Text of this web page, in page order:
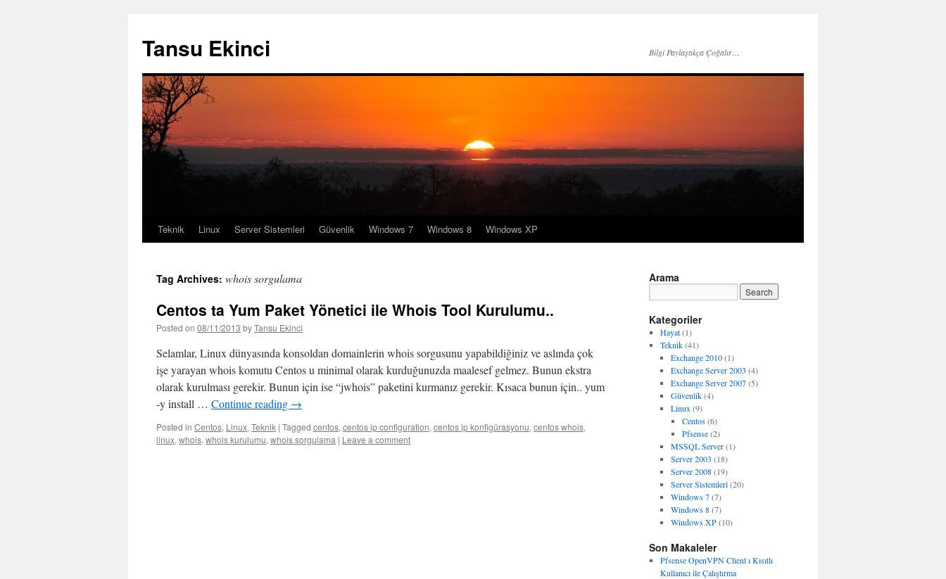
Tansu Ekinci Bilgi Paylaştıkça Çoğalır…
Skip
content
Teknik Linux Server Sistemleri Güvenlik Windows 7 Windows 8 Windows XP
Tag Archives: whois sorgulama
Centos ta Yum Paket Yönetici ile Whois Tool Kurulumu..
Posted on 08/11/2013 byTansu Ekinci
Selamlar, Linux dünyasında konsoldan domainlerin whois sorgusunu yapabildiğiniz ve aslında çok
işe yarayan whois komutu Centos u minimal olarak kurduğunuzda maalesef gelmez. Bunun ekstra
olarak kurulması gerekir. Bunun için ise “jwhois” paketini kurmanız gerekir. Kısaca bunun için.. yum
-y install … Continue reading →
Posted in Centos, Linux, Teknik | Tagged centos, centos ip configuration, centos ip konfigürasyonu, centos whois,
linux, whois, whois kurulumu, whois sorgulama | Leave a comment
Arama
Kategoriler
Hayat(1)
Teknik(41)
Exchange 2010(1)
Exchange Server 2003 (4)
Exchange Server 2007(5)
Güvenlik(4)
Linux (9)
Centos(6)
Pfsense(2)
MSSQL Server(1)
Server 2003 (18)
Server 2008(19)
Server Sistemleri(20)
Windows 7(7)
Windows 8(7)
Windows XP(10)
Son Makaleler
Pfsense OpenVPN Client ı Kısıtlı
Kullanıcı ile Çalıştırma